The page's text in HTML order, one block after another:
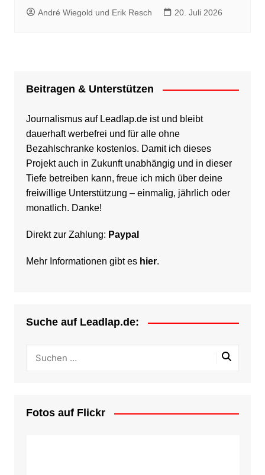
André Wiegold und Erik Resch 20. Juli 2026
Beitragen & Unterstützen
Journalismus auf Leadlap.de ist und bleibt
dauerhaft werbefrei und für alle ohne
Bezahlschranke kostenlos. Damit ich dieses
Projekt auch in Zukunft unabhängig und in dieser
Tiefe betreiben kann, freue ich mich über deine
freiwillige Unterstützung – einmalig, jährlich oder
monatlich. Danke!
Direkt zur Zahlung: Paypal
Mehr Informationen gibt es hier.
Suche auf Leadlap.de:
Fotos auf Flickr